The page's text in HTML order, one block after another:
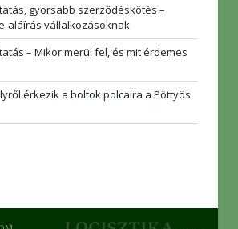
gyorsabb szerződéskötés –
aláírás vállalkozásoknak
– Mikor merül fel, és mit érdemes
érkezik a boltok polcaira a Pöttyös